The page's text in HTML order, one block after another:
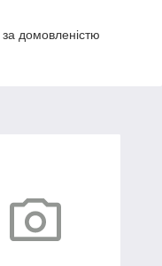
домовленістю